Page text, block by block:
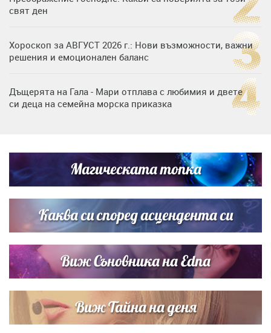
свят ден
Хороскоп за АВГУСТ 2026 г.: Нови възможности, важни
решения и емоционален баланс
Дъщерята на Гала - Мари отплава с любимия и двете
си деца на семейна морска приказка
Димов издадоха своето любимо място
Дъщерята на Тодор Батков вдигна сватба, Стоичков и
Братя Аргирови я изненадаха с песен
Магическата топка
Каква си според асцендента си
Виж Съновника на Edna
Виж Тайна на деня